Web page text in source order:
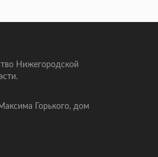
Нижегородской
Горького, дом